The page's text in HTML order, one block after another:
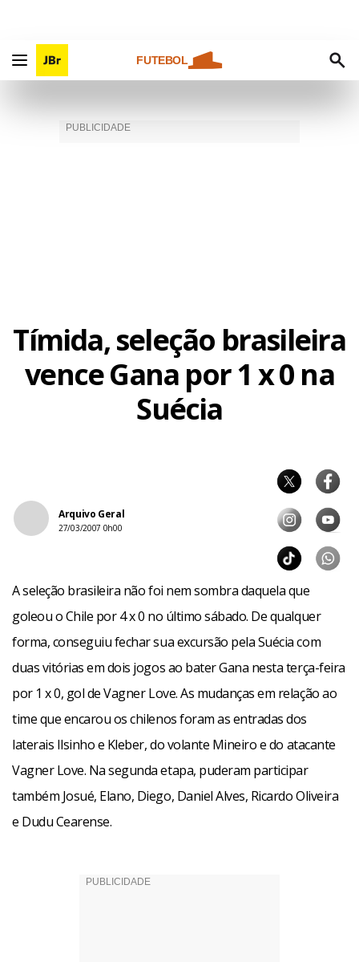
FUTEBOL
Tímida, seleção brasileira
vence Gana por 1 x 0 na
Suécia
Arquivo Geral
27/03/2007 0h00
A seleção brasileira não foi nem sombra daquela que
goleou o Chile por 4 x 0 no último sábado. De qualquer
forma, conseguiu fechar sua excursão pela Suécia com
duas vitórias em dois jogos ao bater Gana nesta terça-feira
por 1 x 0, gol de Vagner Love. As mudanças em relação ao
time que encarou os chilenos foram as entradas dos
laterais Ilsinho e Kleber, do volante Mineiro e do atacante
Vagner Love. Na segunda etapa, puderam participar
também Josué, Elano, Diego, Daniel Alves, Ricardo Oliveira
e Dudu Cearense.